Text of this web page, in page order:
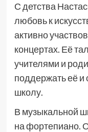
С детства
любовь к
активно
концертах. Её
учителями и
поддержать её и
школу.
В музыкальной
на фортепиано.